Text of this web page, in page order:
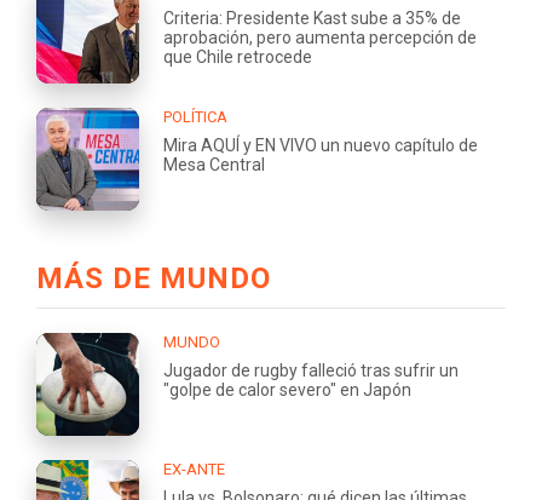
Criteria: Presidente Kast sube a 35% de
aprobación, pero aumenta percepción de
que Chile retrocede
POLÍTICA
Mira AQUÍ y EN VIVO un nuevo capítulo de
Mesa Central
MÁS DE MUNDO
MUNDO
Jugador de rugby falleció tras sufrir un
"golpe de calor severo" en Japón
EX-ANTE